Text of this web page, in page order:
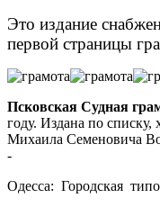
Это издание
первой страницы
Псковская Судная
году. Издана по
Михаила Семеновича
-
Одесса: Городская